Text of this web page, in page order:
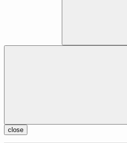
close